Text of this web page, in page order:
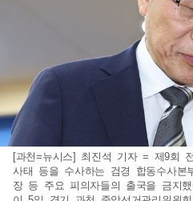
[과천=뉴시스] 최진석 기자 = 제9회
사태 등을 수사하는 검경 합동수사본
장 등 주요 피의자들의 출국을 금지